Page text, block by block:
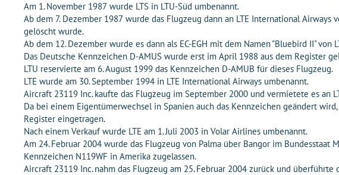
Am 1. November 1987 wurde LTS in LTU-Süd umbenannt.
Ab dem 7. Dezember 1987 wurde das Flugzeug dann an LTE International
gelöscht wurde.
Ab dem 12. Dezember wurde es dann als EC-EGH mit dem Namen "Bluebird II" von
Das Deutsche Kennzeichen D-AMUS wurde erst im April 1988 aus dem Register
LTU reservierte am 6. August 1999 das Kennzeichen D-AMUB für dieses Flugzeug.
LTE wurde am 30. September 1994 in LTE International Airways umbenannt.
Aircraft 23119 Inc. kaufte das Flugzeug im September 2000 und vermietete es an
Da bei einem Eigentümerwechsel in Spanien auch das Kennzeichen geändert
Register eingetragen.
Nach einem Verkauf wurde LTE am 1. Juli 2003 in Volar Airlines umbenannt.
Am 24. Februar 2004 wurde das Flugzeug von Palma über Bangor im
Kennzeichen N119WF in Amerika zugelassen.
Aircraft 23119 Inc. nahm das Flugzeug am 25. Februar 2004 zurück und